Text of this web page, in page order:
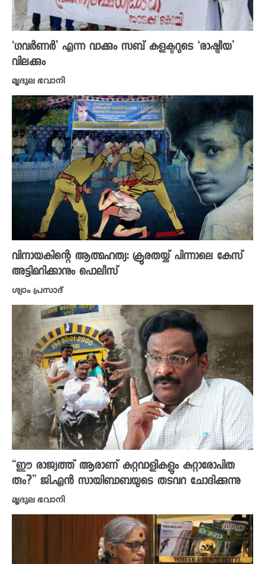
‘ഗവർണർ’ എന്ന വാക്കും സബ് കളക്ടറുടെ ‘രാഷ്ട്രീയ’
വിലക്കും
മൃദുല ഭവാനി
വിനായകിന്റെ ആത്മഹത്യ: ക്രൂരതയ്ക്ക് പിന്നാലെ കേസ്
അട്ടിമറിക്കാനും പൊലീസ്
ശ്യാം പ്രസാദ്
“ഈ രാജ്യത്ത്‌ ആരാണ് കുറ്റവാളികളും കുറ്റാരോപിത
രും?” ജി.എൻ സായിബാബയുടെ തടവറ ചോദിക്കുന്നു
മൃദുല ഭവാനി